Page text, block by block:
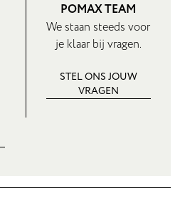
POMAX TEAM
We staan steeds voor
je klaar bij vragen.
STEL ONS JOUW
VRAGEN